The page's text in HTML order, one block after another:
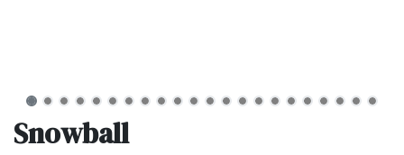
Snowball